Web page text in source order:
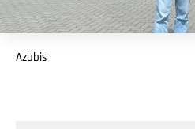
Azubis